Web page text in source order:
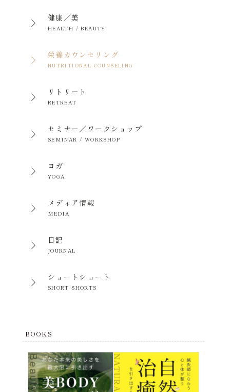
健康／美
HEALTH / BEAUTY
栄養カウンセリング
NUTRITIONAL COUNSELING
リトリート
RETREAT
セミナー／ワークショップ
SEMINAR / WORKSHOP
ヨガ
YOGA
メディア情報
MEDIA
日記
JOURNAL
ショートショート
SHORT SHORTS
BOOKS